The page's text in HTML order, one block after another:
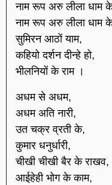
नाम रूप अरु लीला धाम
नाम रूप अरु लीला धाम
सुमिरन आठों याम,
कहियो दर्शन दीन्हे हो,
भीलनियों के राम ।
अधम से अधम,
अधम अति नारी,
उत चक्र व्रती के,
कुमार धनुर्धारी,
चीखी चीखी बैर के राखव,
आईहेही भोग के काम,